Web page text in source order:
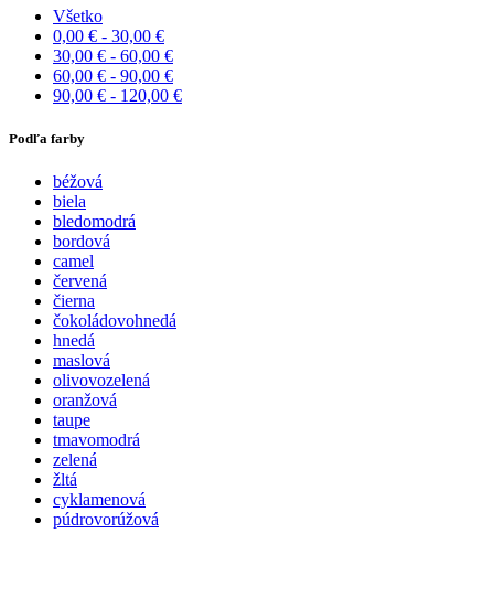
Všetko
0,00 € - 30,00 €
30,00 € - 60,00 €
60,00 € - 90,00 €
90,00 € - 120,00 €
Podľa farby
béžová
biela
bledomodrá
bordová
camel
červená
čierna
čokoládovohnedá
hnedá
maslová
olivovozelená
oranžová
taupe
tmavomodrá
zelená
žltá
cyklamenová
púdrovorúžová